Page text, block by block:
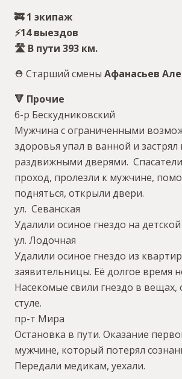
🚒 1 экипаж
⚡️14 выездов
🛣 В пути 393 км.
⛑ Старший смены Афанасьев
🔻 Прочие
б-р Бескудниковский
Мужчина с ограниченными
здоровья упал в ванной и
раздвижными дверями.
проход, пролезли к мужчине,
подняться, открыли двери.
ул. Севанская
Удалили осиное гнездо на
ул. Лодочная
Удалили осиное гнездо из
заявительницы. Её долгое время
Насекомые свили гнездо в вещах,
стуле.
пр-т Мира
Остановка в пути. Оказание
мужчине, который потерял
Передали медикам, уехали.